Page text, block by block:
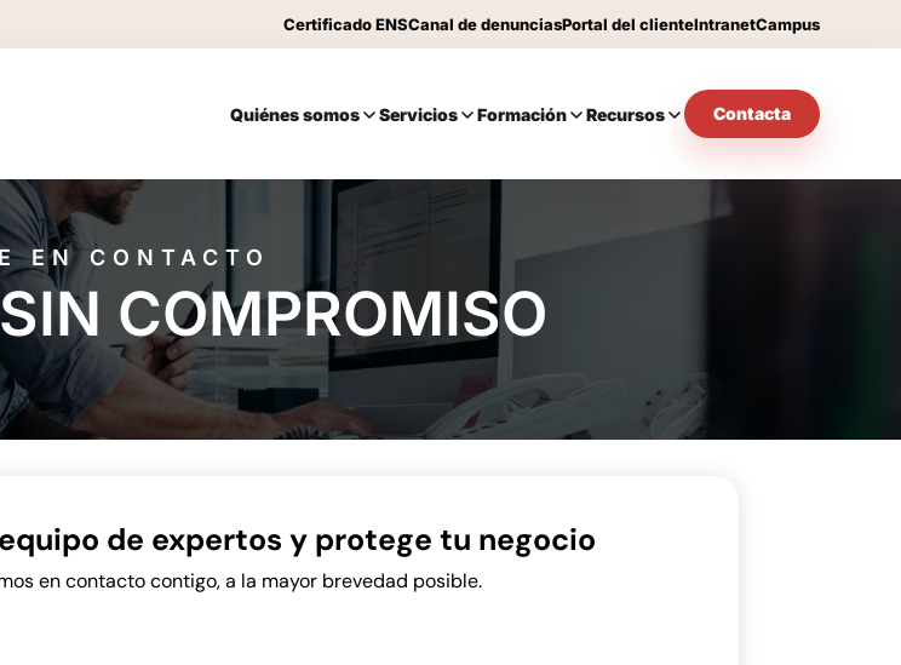
Certificado ENSCanal de denunciasPortal del clienteIntranetCampus
Quiénes somos Servicios Formación Recursos Contacta
EN CONTACTO
COMPROMISO
de expertos y protege tu negocio
en contacto contigo, a la mayor brevedad posible.